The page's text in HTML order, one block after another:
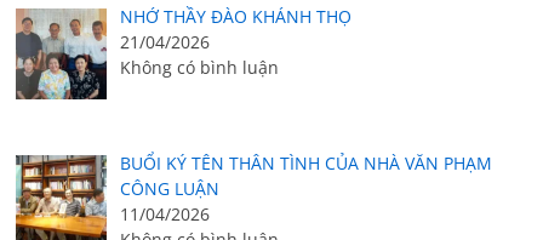
NHỚ THẦY ĐÀO KHÁNH THỌ
21/04/2026
Không có bình luận
BUỔI KÝ TÊN THÂN TÌNH CỦA NHÀ VĂN PHẠM
CÔNG LUẬN
11/04/2026